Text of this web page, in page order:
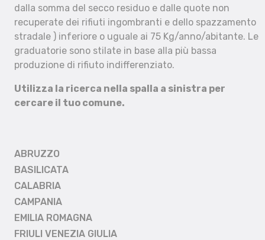
dalla somma del secco residuo e dalle quote non
recuperate dei rifiuti ingombranti e dello spazzamento
stradale ) inferiore o uguale ai 75 Kg/anno/abitante. Le
graduatorie sono stilate in base alla più bassa
produzione di rifiuto indifferenziato.
Utilizza la ricerca nella spalla a sinistra per
cercare il tuo comune.
ABRUZZO
BASILICATA
CALABRIA
CAMPANIA
EMILIA ROMAGNA
FRIULI VENEZIA GIULIA